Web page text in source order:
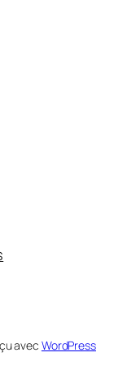
avec WordPress